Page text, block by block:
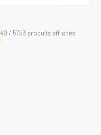
40 / 5753 produits affichés